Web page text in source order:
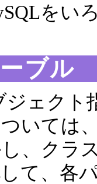
を
ブル
ジェクト
いては
、クラ
て、各